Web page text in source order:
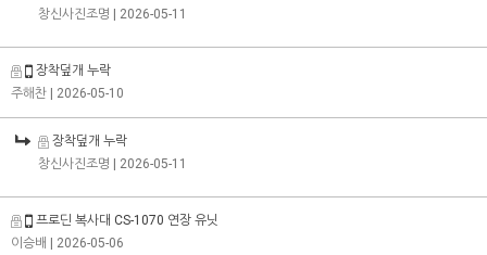
창신사진조명
| 2026-05-11
장착덮개 누락
주해찬
| 2026-05-10
장착덮개 누락
창신사진조명
| 2026-05-11
프로딘 복사대 CS-1070 연장 유닛
이승배
| 2026-05-06